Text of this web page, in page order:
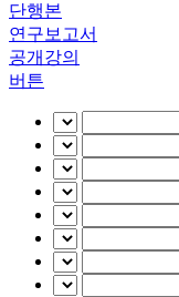
단행본
연구보고서
공개강의
버튼